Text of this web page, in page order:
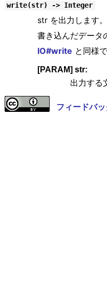
write(str) -> Integer
str を出力します。
書き込んだデータ
IO#write と同様で
[PARAM] str:
出力する
フィードバ